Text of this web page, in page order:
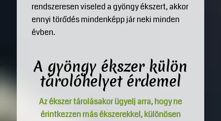
rendszeresen viseled a gyöngy ékszert, akkor
ennyi törődés mindenképp jár neki minden
évben.
A gyöngy ékszer külön
tárolóhelyet érdemel
Az ékszer tárolásakor ügyelj arra, hogy ne
érintkezzen más ékszerekkel, különösen